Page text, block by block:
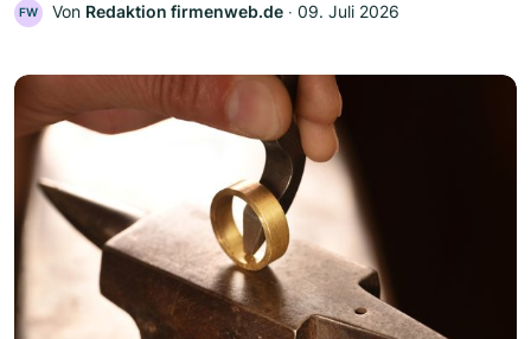
FW Von Redaktion firmenweb.de ‧ 09. Juli 2026